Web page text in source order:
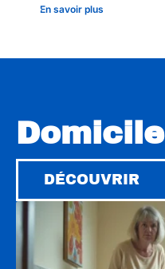
En savoir plus
Domicile
DÉCOUVRIR